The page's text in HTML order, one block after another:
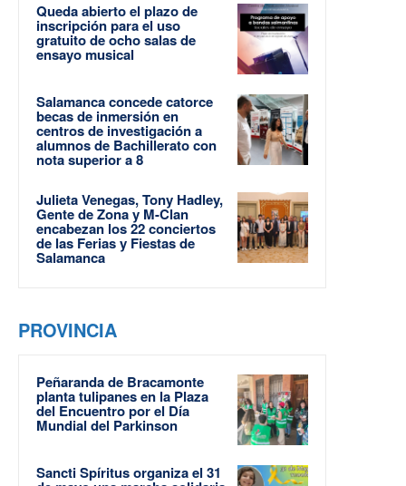
Queda abierto el plazo de
inscripción para el uso
gratuito de ocho salas de
ensayo musical
Salamanca concede catorce
becas de inmersión en
centros de investigación a
alumnos de Bachillerato con
nota superior a 8
Julieta Venegas, Tony Hadley,
Gente de Zona y M-Clan
encabezan los 22 conciertos
de las Ferias y Fiestas de
Salamanca
PROVINCIA
Peñaranda de Bracamonte
planta tulipanes en la Plaza
del Encuentro por el Día
Mundial del Parkinson
Sancti Spíritus organiza el 31